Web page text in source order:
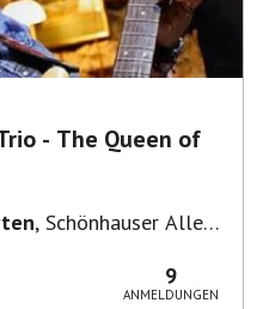
- The Queen of
, Schönhauser Allee
9
ANMELDUNGEN